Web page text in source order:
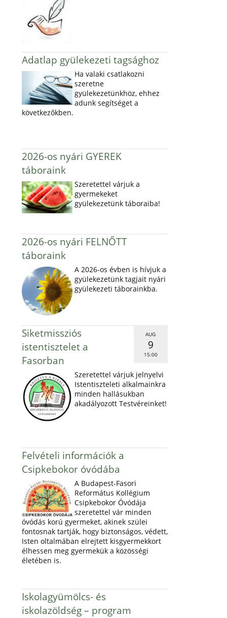
Adatlap gyülekezeti tagsághoz
Ha valaki csatlakozni
szeretne
gyülekezetünkhöz, ehhez
adunk segítséget a
következőkben.
2026-os nyári GYEREK
táboraink
Szeretettel várjuk a
gyermekeket
gyülekezetünk táboraiba!
2026-os nyári FELNŐTT
táboraink
A 2026-os évben is hívjuk a
gyülekezetünk tagjait nyári
gyülekezeti táborainkba.
AUG
9
15:00
Siketmissziós
istentisztelet a
Fasorban
Szeretettel várjuk jelnyelvi
Istentiszteleti alkalmainkra
minden hallásukban
akadályozott Testvéreinket!
Felvételi információk a
Csipkebokor óvódába
A Budapest-Fasori
Református Kollégium
Csipkebokor Óvódája
szeretettel vár minden
óvódás korú gyermeket, akinek szülei
fontosnak tartják, hogy biztonságos, védett,
Isten oltalmában elrejtett kisgyermekkort
élhessen meg gyermekük a közösségi
életében is.
Iskolagyümölcs- és
iskolazöldség – program